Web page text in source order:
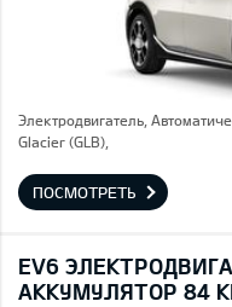
Электродвигатель,
Glacier (GLB),
ПОСМОТРЕТЬ
EV6
AККУМУЛЯТОР 84